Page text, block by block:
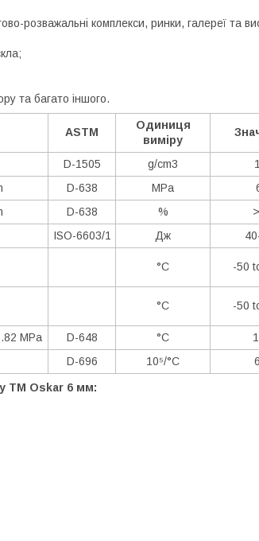
розважальні комплекси, ринки, галереї та
та багато іншого.
ASTM
Одиниця
виміру
D-1505 g/cm3
D-638 MPa
D-638 %
ISO-6603/1 Дж
°C -50
°C -50
MPa D-648 °C
D-696 10⁵/°C
ТМ Oskar 6 мм: